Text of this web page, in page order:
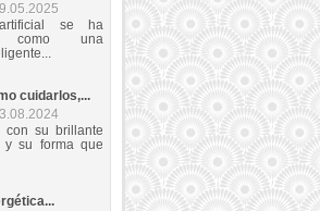
se ha
como una
cuidarlos,...
con su brillante
y su forma que